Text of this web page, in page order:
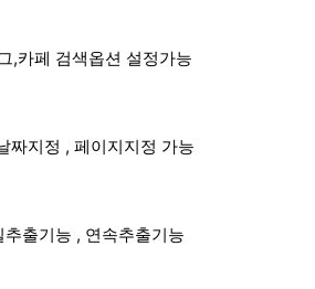
,카페 검색옵션 설정가능
짜지정 , 페이지지정 가능
추출기능 , 연속추출기능